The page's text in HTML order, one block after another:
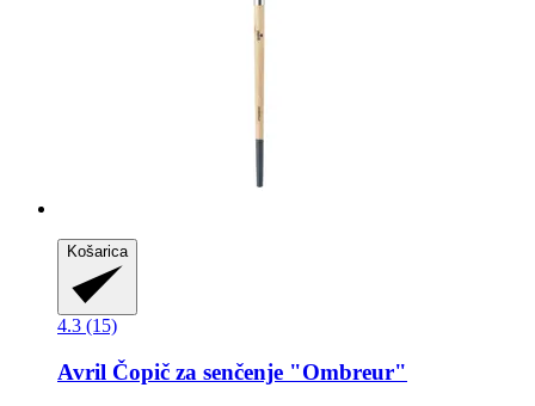
Košarica
4.3 (15)
Avril Čopič za senčenje "Ombreur"